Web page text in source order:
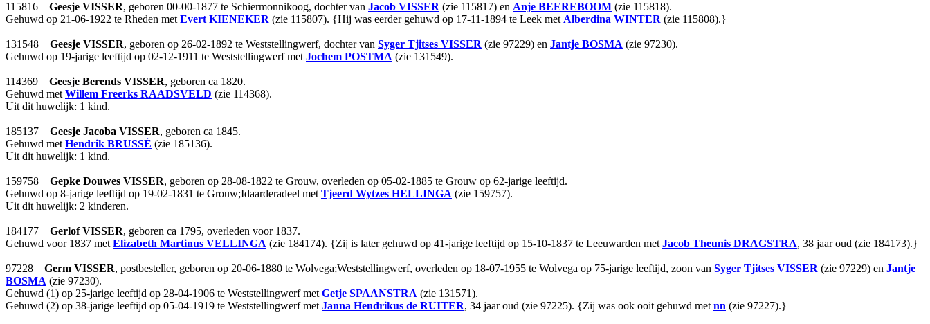
115816 Geesje VISSER, geboren 00-00-1877 te Schiermonnikoog, dochter van Jacob VISSER (zie 115817) en Anje BEEREBOOM (zie 115818).
Gehuwd op 21-06-1922 te Rheden met Evert KIENEKER (zie 115807). {Hij was eerder gehuwd op 17-11-1894 te Leek met Alberdina WINTER (zie 115808).}
131548 Geesje VISSER, geboren op 26-02-1892 te Weststellingwerf, dochter van Syger Tjitses VISSER (zie 97229) en Jantje BOSMA (zie 97230).
Gehuwd op 19-jarige leeftijd op 02-12-1911 te Weststellingwerf met Jochem POSTMA (zie 131549).
114369 Geesje Berends VISSER, geboren ca 1820.
Gehuwd met Willem Freerks RAADSVELD (zie 114368).
Uit dit huwelijk: 1 kind.
185137 Geesje Jacoba VISSER, geboren ca 1845.
Gehuwd met Hendrik BRUSSÉ (zie 185136).
Uit dit huwelijk: 1 kind.
159758 Gepke Douwes VISSER, geboren op 28-08-1822 te Grouw, overleden op 05-02-1885 te Grouw op 62-jarige leeftijd.
Gehuwd op 8-jarige leeftijd op 19-02-1831 te Grouw;Idaarderadeel met Tjeerd Wytzes HELLINGA (zie 159757).
Uit dit huwelijk: 2 kinderen.
184177 Gerlof VISSER, geboren ca 1795, overleden voor 1837.
Gehuwd voor 1837 met Elizabeth Martinus VELLINGA (zie 184174). {Zij is later gehuwd op 41-jarige leeftijd op 15-10-1837 te Leeuwarden met Jacob Theunis DRAGSTRA, 38 jaar oud (zie 184173).}
97228 Germ VISSER, postbesteller, geboren op 20-06-1880 te Wolvega;Weststellingwerf, overleden op 18-07-1955 te Wolvega op 75-jarige leeftijd, zoon van Syger Tjitses VISSER (zie 97229) en Jantje
BOSMA (zie 97230).
Gehuwd (1) op 25-jarige leeftijd op 28-04-1906 te Weststellingwerf met Getje SPAANSTRA (zie 131571).
Gehuwd (2) op 38-jarige leeftijd op 05-04-1919 te Weststellingwerf met Janna Hendrikus de RUITER, 34 jaar oud (zie 97225). {Zij was ook ooit gehuwd met nn (zie 97227).}